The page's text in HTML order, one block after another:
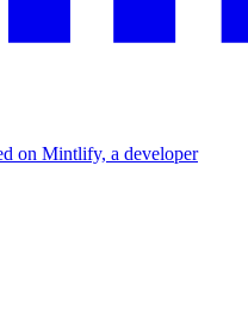
on Mintlify, a developer